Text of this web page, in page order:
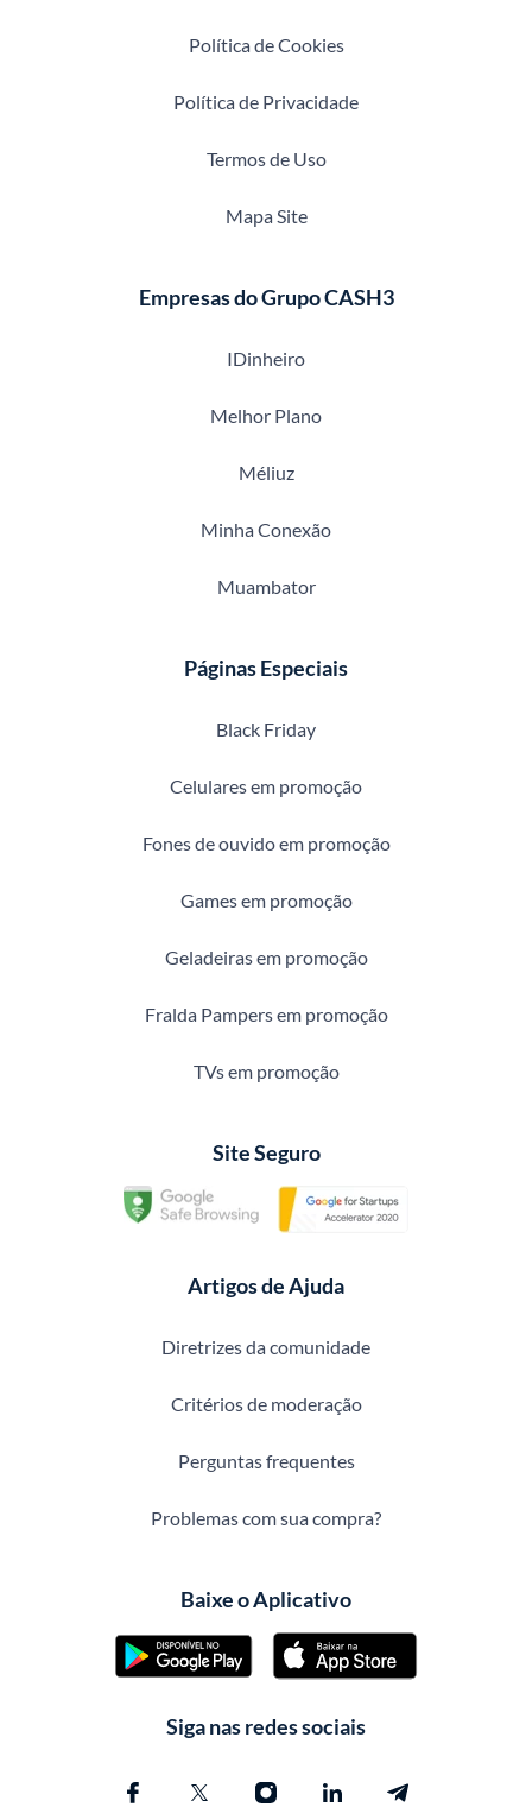
Política de Cookies
Política de Privacidade
Termos de Uso
Mapa Site
Empresas do Grupo CASH3
IDinheiro
Melhor Plano
Méliuz
Minha Conexão
Muambator
Páginas Especiais
Black Friday
Celulares em promoção
Fones de ouvido em promoção
Games em promoção
Geladeiras em promoção
Fralda Pampers em promoção
TVs em promoção
Site Seguro
Artigos de Ajuda
Diretrizes da comunidade
Critérios de moderação
Perguntas frequentes
Problemas com sua compra?
Baixe o Aplicativo
Siga nas redes sociais